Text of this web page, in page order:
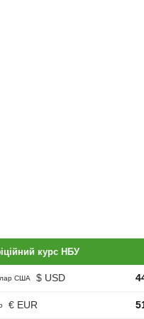
курс НБУ
США $ USD
€ EUR